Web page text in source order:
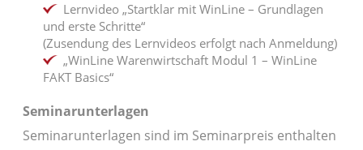
Lernvideo „Startklar mit WinLine – Grundlagen
und erste Schritte“
(Zusendung des Lernvideos erfolgt nach Anmeldung)
„WinLine Warenwirtschaft Modul 1 – WinLine
FAKT Basics“
Seminarunterlagen
Seminarunterlagen sind im Seminarpreis enthalten